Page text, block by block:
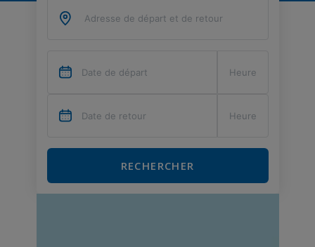
RECHERCHER